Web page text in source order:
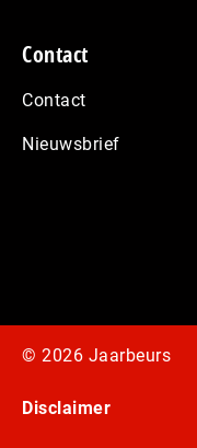
Contact
Contact
Nieuwsbrief
© 2026 Jaarbeurs
Disclaimer